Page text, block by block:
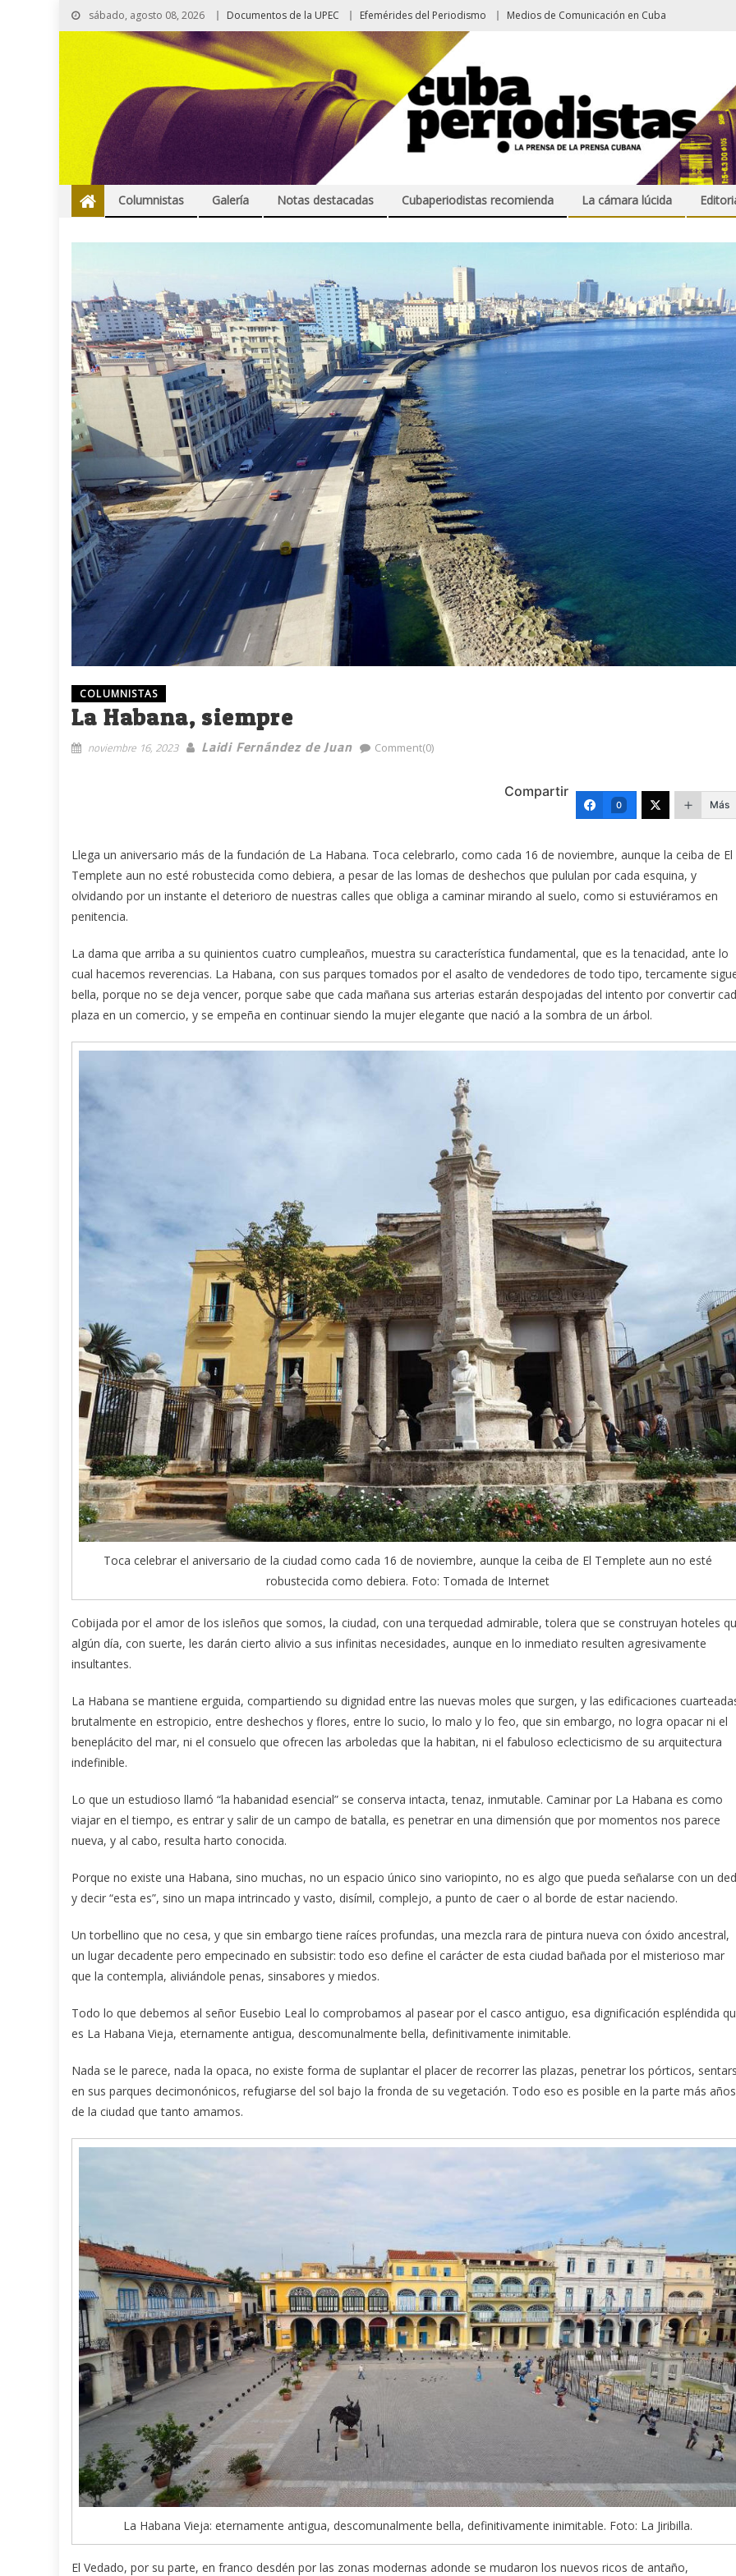
sábado, agosto 08, 2026 Documentos de la UPEC Efemérides del Periodismo Medios de Comunicación en Cuba
Columnistas Galería Notas destacadas Cubaperiodistas recomienda La cámara lúcida
COLUMNISTAS
La Habana, siempre
noviembre 16, 2023 Laidi Fernández de Juan Comment(0)
Compartir
0 Más
Llega un aniversario más de la fundación de La Habana. Toca celebrarlo, como cada 16 de noviembre, aunque la ceiba de El
Templete aun no esté robustecida como debiera, a pesar de las lomas de deshechos que pululan por cada esquina, y
olvidando por un instante el deterioro de nuestras calles que obliga a caminar mirando al suelo, como si estuviéramos en
penitencia.
La dama que arriba a su quinientos cuatro cumpleaños, muestra su característica fundamental, que es la tenacidad, ante lo
cual hacemos reverencias. La Habana, con sus parques tomados por el asalto de vendedores de todo tipo, tercamente
bella, porque no se deja vencer, porque sabe que cada mañana sus arterias estarán despojadas del intento por convertir
plaza en un comercio, y se empeña en continuar siendo la mujer elegante que nació a la sombra de un árbol.
Toca celebrar el aniversario de la ciudad como cada 16 de noviembre, aunque la ceiba de El Templete aun no esté
robustecida como debiera. Foto: Tomada de Internet
Cobijada por el amor de los isleños que somos, la ciudad, con una terquedad admirable, tolera que se construyan hoteles
algún día, con suerte, les darán cierto alivio a sus infinitas necesidades, aunque en lo inmediato resulten agresivamente
insultantes.
La Habana se mantiene erguida, compartiendo su dignidad entre las nuevas moles que surgen, y las edificaciones
brutalmente en estropicio, entre deshechos y flores, entre lo sucio, lo malo y lo feo, que sin embargo, no logra opacar ni el
beneplácito del mar, ni el consuelo que ofrecen las arboledas que la habitan, ni el fabuloso eclecticismo de su arquitectura
indefinible.
Lo que un estudioso llamó “la habanidad esencial” se conserva intacta, tenaz, inmutable. Caminar por La Habana es como
viajar en el tiempo, es entrar y salir de un campo de batalla, es penetrar en una dimensión que por momentos nos parece
nueva, y al cabo, resulta harto conocida.
Porque no existe una Habana, sino muchas, no un espacio único sino variopinto, no es algo que pueda señalarse con un
y decir “esta es”, sino un mapa intrincado y vasto, disímil, complejo, a punto de caer o al borde de estar naciendo.
Un torbellino que no cesa, y que sin embargo tiene raíces profundas, una mezcla rara de pintura nueva con óxido ancestral,
un lugar decadente pero empecinado en subsistir: todo eso define el carácter de esta ciudad bañada por el misterioso mar
que la contempla, aliviándole penas, sinsabores y miedos.
Todo lo que debemos al señor Eusebio Leal lo comprobamos al pasear por el casco antiguo, esa dignificación espléndida
es La Habana Vieja, eternamente antigua, descomunalmente bella, definitivamente inimitable.
Nada se le parece, nada la opaca, no existe forma de suplantar el placer de recorrer las plazas, penetrar los pórticos,
en sus parques decimonónicos, refugiarse del sol bajo la fronda de su vegetación. Todo eso es posible en la parte más
de la ciudad que tanto amamos.
La Habana Vieja: eternamente antigua, descomunalmente bella, definitivamente inimitable. Foto: La Jiribilla.
El Vedado, por su parte, en franco desdén por las zonas modernas adonde se mudaron los nuevos ricos de antaño,